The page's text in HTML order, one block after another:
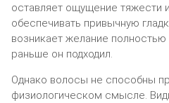
оставляет ощущение тяжести
обеспечивать привычную
возникает желание
раньше он подходил.
Однако волосы не способны
физиологическом смысле.